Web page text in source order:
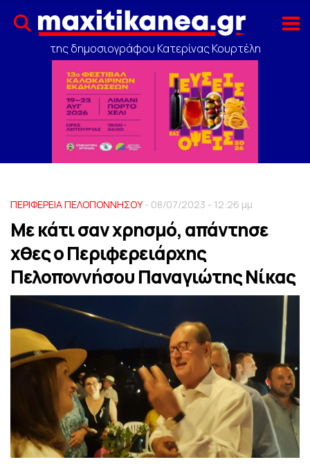
της δημοσιογράφου Κατερίνας Κουρτέλη
ΠΕΡΙΦΕΡΕΙΑ ΠΕΛΟΠΟΝΝΗΣΟΥ - 08/07/2023 - 12:26 μμ
Με κάτι σαν χρησμό, απάντησε
χθες ο Περιφερειάρχης
Πελοποννήσου Παναγιώτης Νίκας